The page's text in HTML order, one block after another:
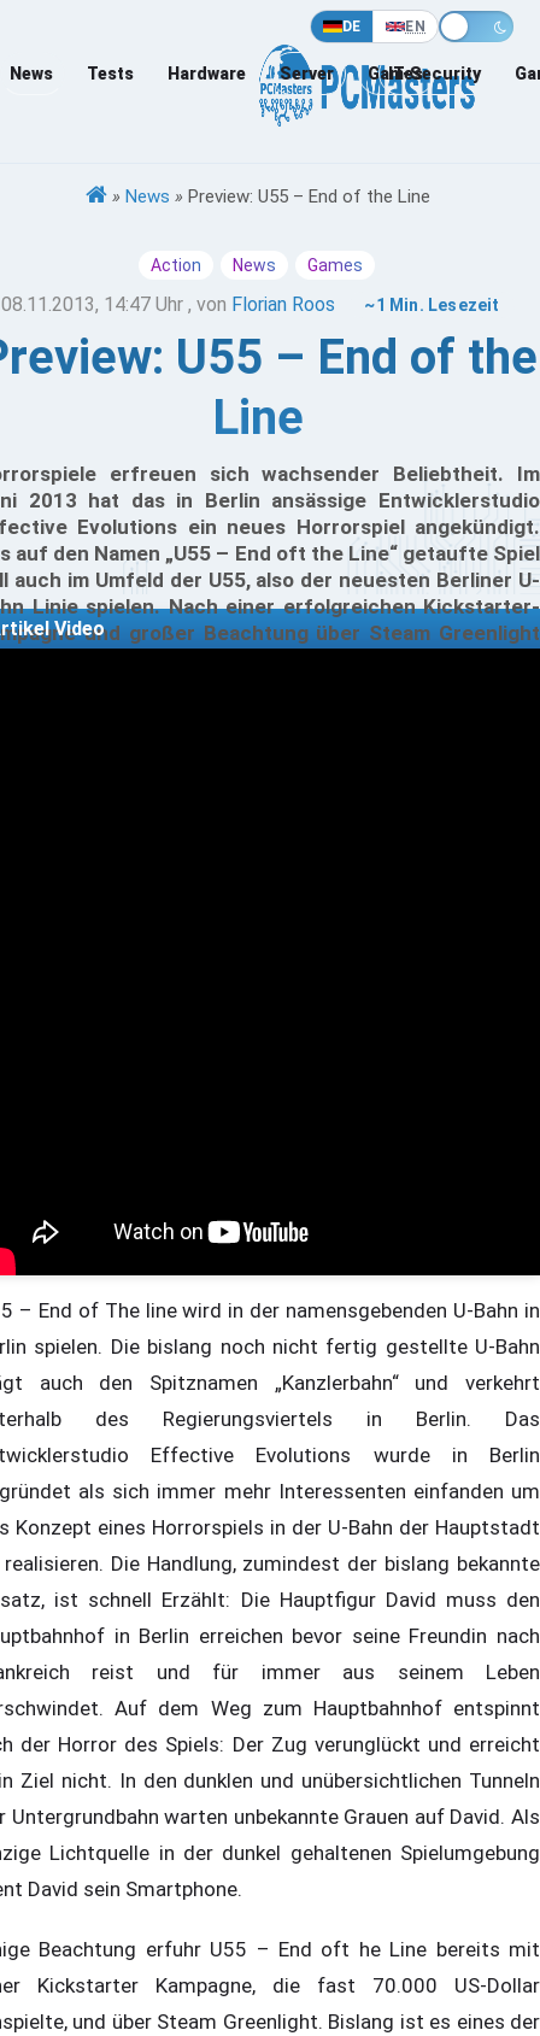
DE EN
News Tests Hardware Server Games
IT-Security
» News » Preview: U55 – End of the Line
Action News Games
08.11.2013, 14:47 Uhr , von Florian Roos ~1 Min. Lesezeit
U55 – End of the
Line
erfreuen sich wachsender Beliebtheit. Im
2013 hat das in Berlin ansässige Entwicklerstudio
Evolutions ein neues Horrorspiel angekündigt.
auf den Namen „U55 – End oft the Line“ getaufte Spiel
auch im Umfeld der U55, also der neuesten Berliner U-
Linie spielen. Nach einer erfolgreichen Kickstarter-
und großer Beachtung über Steam Greenlight
Video
– End of The line wird in der namensgebenden U-Bahn in
spielen. Die bislang noch nicht fertig gestellte U-Bahn
auch den Spitznamen „Kanzlerbahn“ und verkehrt
des Regierungsviertels in Berlin. Das
Effective Evolutions wurde in Berlin
als sich immer mehr Interessenten einfanden um
Konzept eines Horrorspiels in der U-Bahn der Hauptstadt
Die Handlung, zumindest der bislang bekannte
ist schnell Erzählt: Die Hauptfigur David muss den
in Berlin erreichen bevor seine Freundin nach
reist und für immer aus seinem Leben
Auf dem Weg zum Hauptbahnhof entspinnt
der Horror des Spiels: Der Zug verunglückt und erreicht
Ziel nicht. In den dunklen und unübersichtlichen Tunneln
Untergrundbahn warten unbekannte Grauen auf David. Als
Lichtquelle in der dunkel gehaltenen Spielumgebung
David sein Smartphone.
Beachtung erfuhr U55 – End oft he Line bereits mit
Kickstarter Kampagne, die fast 70.000 US-Dollar
und über Steam Greenlight. Bislang ist es eines der